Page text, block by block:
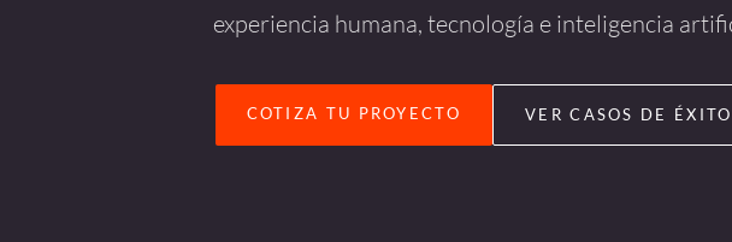
experiencia humana, tecnología e inteligencia
COTIZA TU PROYECTO VER CASOS DE ÉXITO